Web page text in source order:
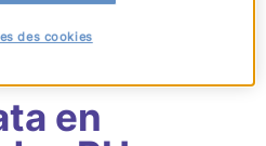
en
des cookies